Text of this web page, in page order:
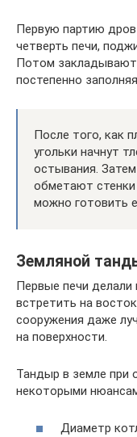
Первую партию
четверть печи,
Потом
постепенно
После того, как
угольки начнут
остывания.
обметают
можно готовить
Земляной
Первые печи делали
встретить на
сооружения даже
на поверхности.
Тандыр в земле при
некоторыми
Диаметр